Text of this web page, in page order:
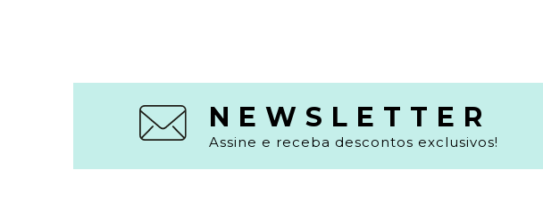
NEWSLETTER
Assine e receba descontos exclusivos!